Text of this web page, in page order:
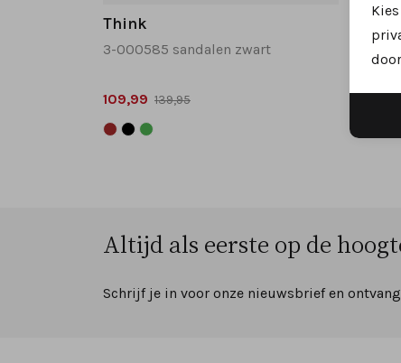
Think
3-000585 sandalen zwart
109,99 139,95
Altijd als eerste op de
Schrijf je in voor onze nieuwsbrief en